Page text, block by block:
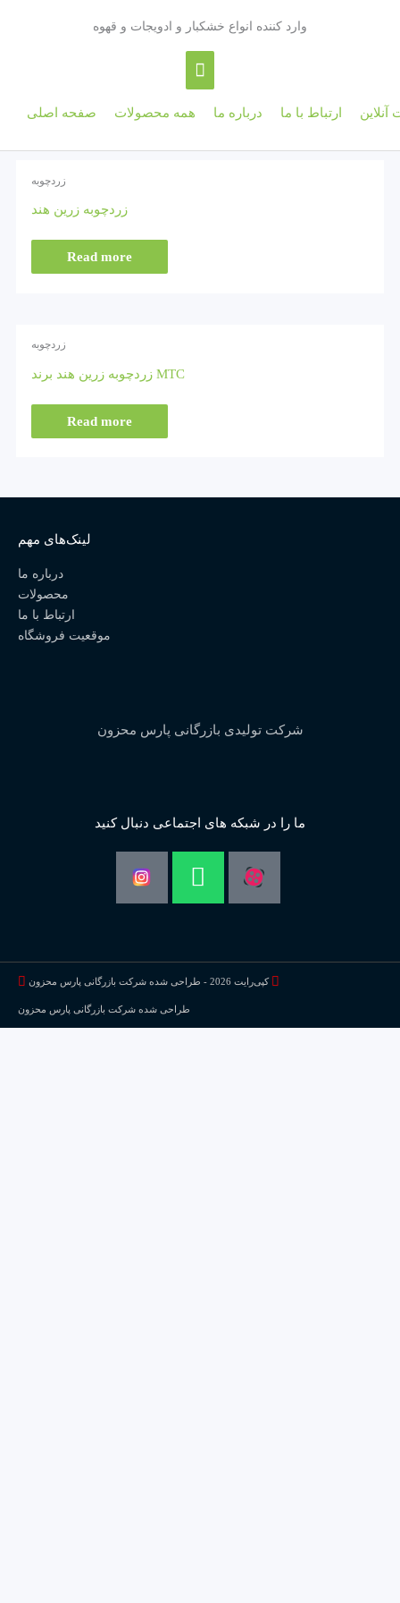
وارد کننده انواع خشکبار و ادویجات و قهوه
Main
Menu
صفحه اصلی همه‌ محصولات درباره ما ارتباط با ما آنلاین
زردچوبه
زردچوبه زرین هند
Read more
زردچوبه
زردچوبه زرین هند برند MTC
Read more
لینک‌های مهم
درباره ما
محصولات
ارتباط با ما
موقعیت فروشگاه
شرکت تولیدی بازرگانی پارس محزون
ما را در شبکه های اجتماعی دنبال کنید
Whatsapp
کپی‌رایت 2026 - طراحی شده شرکت بازرگانی پارس محزون
طراحی شده شرکت بازرگانی پارس محزون